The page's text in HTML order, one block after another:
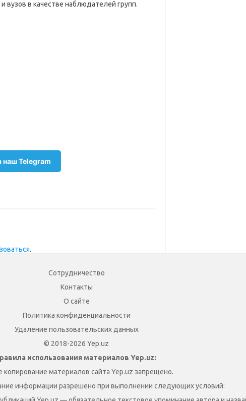
вузов в качестве наблюдателей групп.
наш Telegram
.
Сотрудничество
Контакты
О сайте
Политика конфиденциальности
Удаление пользовательских данных
© 2018-2026 Yep.uz
использования материалов Yep.uz:
копирование материалов сайта Yep.uz запрещено.
информации разрешено при выполнении следующих условий: